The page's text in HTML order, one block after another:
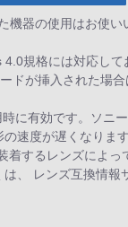
機器の使用はお使い
規格には対応して
ドが挿入された場
に有効です。ソニ
速度が遅くなりま
着するレンズによっ
、
レンズ互換情報